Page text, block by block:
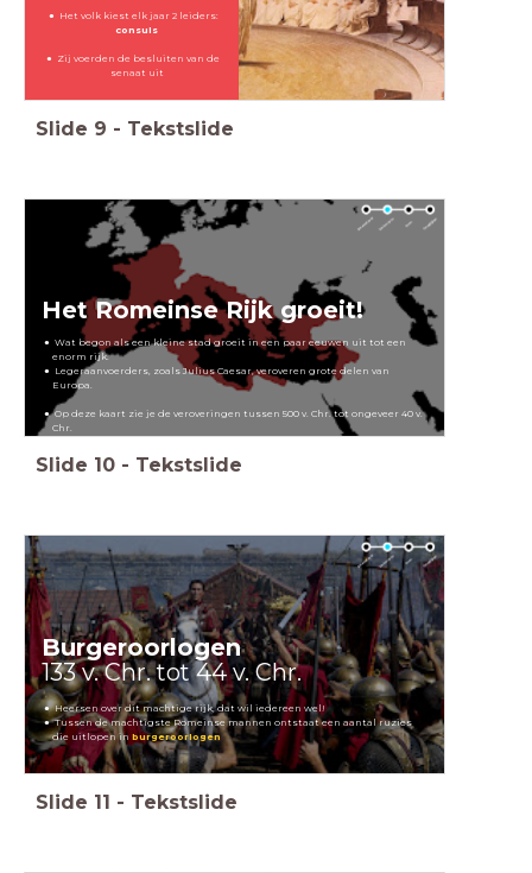
Het volk kiest elk jaar 2 leiders:
consuls
Zij voerden de besluiten van de
senaat uit
Slide 9 - Tekstslide
Het Romeinse Rijk groeit!
Wat begon als een kleine stad groeit in een paar eeuwen uit tot een
enorm rijk.
Legeraanvoerders, zoals Julius Caesar, veroveren grote delen van
Europa.
Op deze kaart zie je de veroveringen tussen 500 v. Chr. tot ongeveer 40 v.
Chr.
Slide 10 - Tekstslide
Burgeroorlogen
133 v. Chr. tot 44 v. Chr.
Heersen over dit machtige rijk, dat wil iedereen wel!
Tussen de machtigste Romeinse mannen ontstaat een aantal ruzies
die uitlopen in burgeroorlogen
Slide 11 - Tekstslide